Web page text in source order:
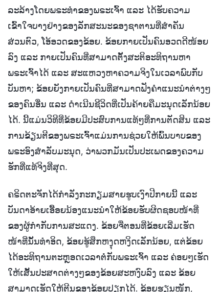
ລະລ້າງໂດຍພຣະທໍາຂອງພຣະເຈົ້າ ແລະ ໄດ້ຮັບຄວາມ
ເຂົ້າໃຈບາງຢ່າງຂອງລັກສະນະຂອງຊາຕານທີ່ສໍາຄັນ
ສ່ວນຕົວ, ໂອ້ອວດຂອງຂ້ອຍ. ຂ້ອຍກາຍເປັນຄົນອວດດີໜ້ອຍ
ລົງ ແລະ ກາຍເປັນຄົນທີ່ສາມາດຕັ້ງສະຕິອະທິຖານຫາ
ພຣະເຈົ້າໄດ້ ແລະ ສະແຫວງຫາຄວາມຈິງໃນເວລາພົບກັບ
ບັນຫາ; ຂ້ອຍຍັງກາຍເປັນຄົນທີ່ສາມາດຟັງຄໍາແນະນໍາຕ່າງໆ
ຂອງຄົນອື່ນ ແລະ ດໍາເນີນຊີວິດທີ່ເປັນຄ້າຍຄືມະນຸດເລັກນ້ອຍ
ໄດ້. ນີ້ແມ່ນວິທີທີ່ຂ້ອຍມີປະສົບການແທ້ໆທີ່ການຕັດສິນ ແລະ
ການຂ້ຽນຕີຂອງພຣະເຈົ້າແມ່ນການຊ່ວຍໃຫ້ພົ້ນບາບຂອງ
ພຣະອົງສໍາລັບມະນຸດ, ວ່າພວກມັນເປັນປະເພດຂອງຄວາມ
ຮັກທີ່ແທ້ຈິງທີ່ສຸດ.
ຄຣິດຕະຈັກໄດ້ກໍາລັງກະກຽມສາຍຮູບເງົາປີກາຍນີ້ ແລະ
ບັນດາອ້າຍເອື້ອຍນ້ອງແນະນໍາໃຫ້ຂ້ອຍຮັບຜິດຊອບໜ້າທີ່
ຂອງຜູ້ກໍາກັບການສະແດງ. ຂ້ອຍຈື່ຕອນທີ່ຂ້ອຍເລີ່ມເຮັດ
ໜ້າທີ່ນັ້ນທໍາອິດ, ຂ້ອຍຮູ້ສຶກຫງຸດຫງິດເລັກນ້ອຍ, ແຕ່ຂ້ອຍ
ໄດ້ອະທິຖານຕະຫຼອດເວລາຕໍ່ກັບພຣະເຈົ້າ ແລະ ຄ່ອຍໆເຮັດ
ໃຫ້ເສັ້ນປະສາດຕ່າງໆຂອງຂ້ອຍສະຫງົບລົງ ແລະ ຂ້ອຍ
ສາມາດເຮັດໃຫ້ຕີນຂອງຂ້ອຍປຽກໄດ້. ຂ້ອຍຮຽນໜັກ,